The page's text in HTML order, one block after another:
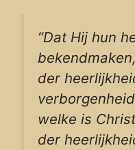
“Dat Hij hun
der
welke is
der